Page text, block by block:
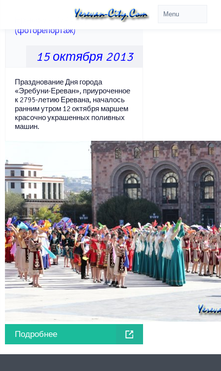
Еревану – 2795 лет
(фоторепортаж)
15 октября 2013
Празднование Дня города
«Эребуни-Ереван», приуроченное
к 2795-летию Еревана, началось
ранним утром 12 октября маршем
красочно украшенных поливных
машин.
Подробнее